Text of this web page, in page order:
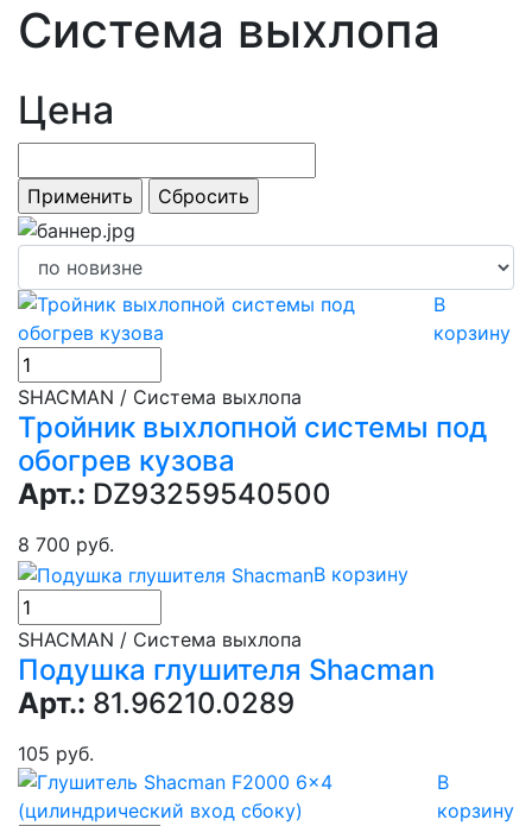
Система выхлопа
Цена
В
корзину
SHACMAN / Система выхлопа
Тройник выхлопной системы под
обогрев кузова
Арт.: DZ93259540500
8 700 руб.
В корзину
SHACMAN / Система выхлопа
Подушка глушителя Shacman
Арт.: 81.96210.0289
105 руб.
В
корзину